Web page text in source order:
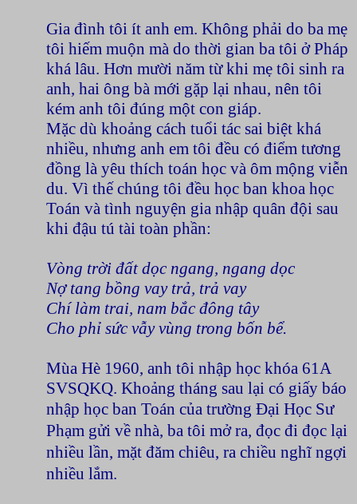
Gia đình tôi ít anh em. Không phải do ba mẹ
tôi hiếm muộn mà do thời gian ba tôi ở Pháp
khá lâu. Hơn mười năm từ khi mẹ tôi sinh ra
anh, hai ông bà mới gặp lại nhau, nên tôi
kém anh tôi đúng một con giáp.
Mặc dù khoảng cách tuổi tác sai biệt khá
nhiều, nhưng anh em tôi đều có điểm tương
đồng là yêu thích toán học và ôm mộng viễn
du. Vì thế chúng tôi đều học ban khoa học
Toán và tình nguyện gia nhập quân đội sau
khi đậu tú tài toàn phần:
Vòng trời đất dọc ngang, ngang dọc
Nợ tang bồng vay trả, trả vay
Chí làm trai, nam bắc đông tây
Cho phỉ sức vẫy vùng trong bốn bể.
Mùa Hè 1960, anh tôi nhập học khóa 61A
SVSQKQ. Khoảng tháng sau lại có giấy báo
nhập học ban Toán của trường Đại Học Sư
Phạm gửi về nhà, ba tôi mở ra, đọc đi đọc lại
nhiều lần, mặt đăm chiêu, ra chiều nghĩ ngợi
nhiều lắm.